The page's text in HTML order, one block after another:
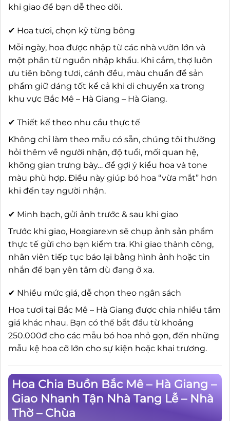
khi giao để bạn dễ theo dõi.
✔ Hoa tươi, chọn kỹ từng bông
Mỗi ngày, hoa được nhập từ các nhà vườn lớn và
một phần từ nguồn nhập khẩu. Khi cắm, thợ luôn
ưu tiên bông tươi, cánh đều, màu chuẩn để sản
phẩm giữ dáng tốt kể cả khi di chuyển xa trong
khu vực Bắc Mê – Hà Giang – Hà Giang.
✔ Thiết kế theo nhu cầu thực tế
Không chỉ làm theo mẫu có sẵn, chúng tôi thường
hỏi thêm về người nhận, độ tuổi, mối quan hệ,
không gian trưng bày… để gợi ý kiểu hoa và tone
màu phù hợp. Điều này giúp bó hoa “vừa mắt” hơn
khi đến tay người nhận.
✔ Minh bạch, gửi ảnh trước & sau khi giao
Trước khi giao, Hoagiare.vn sẽ chụp ảnh sản phẩm
thực tế gửi cho bạn kiểm tra. Khi giao thành công,
nhân viên tiếp tục báo lại bằng hình ảnh hoặc tin
nhắn để bạn yên tâm dù đang ở xa.
✔ Nhiều mức giá, dễ chọn theo ngân sách
Hoa tươi tại Bắc Mê – Hà Giang được chia nhiều tầm
giá khác nhau. Bạn có thể bắt đầu từ khoảng
250.000đ cho các mẫu bó hoa nhỏ gọn, đến những
mẫu kệ hoa cỡ lớn cho sự kiện hoặc khai trương.
Hoa Chia Buồn Bắc Mê – Hà Giang –
Giao Nhanh Tận Nhà Tang Lễ – Nhà
Thờ – Chùa